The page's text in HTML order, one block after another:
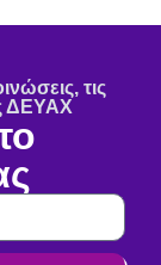
τις
ΔΕΥΑΧ